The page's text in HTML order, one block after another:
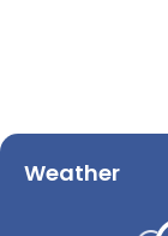
Weather